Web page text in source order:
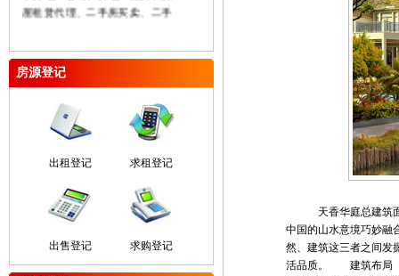
屋租赁代理、二手房买卖、二手
赁、商业用房及办公房租售、房
屋权证代办等业务本着“信誉至上
本”的服务理念努力充实公司经营
实力以诚信、专业、平实的姿态
里我们将不断完善自我为广大客
户提供更丰富发房源和更完善的
服务。
房源登记
出租登记 求租登记
出售登记 求购登记
天香华庭总建筑面积
中国的山水意境巧妙融
然、建筑这三者之间发
活品质。 建筑布局